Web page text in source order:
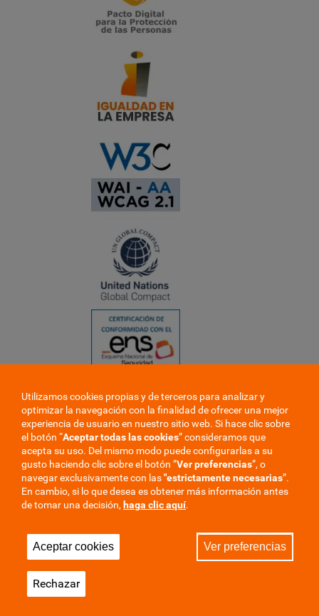
❮
❯
Privacidad Cookies
Aviso Legal
Utilizamos cookies propias y de terceros para analizar y
optimizar la navegación con la finalidad de ofrecer una mejor
experiencia de usuario en nuestro sitio web. Si hace clic sobre
el botón “Aceptar todas las cookies” consideramos que
acepta su uso. Del mismo modo puede configurarlas a su
gusto haciendo clic sobre el botón ”Ver preferencias”, o
navegar exclusivamente con las"estrictamentenecesarias”.
En cambio, si lo que desea es obtener más información antes
de tomar una decisión, haga clic aquí.
Aceptar cookies Ver preferencias
Rechazar